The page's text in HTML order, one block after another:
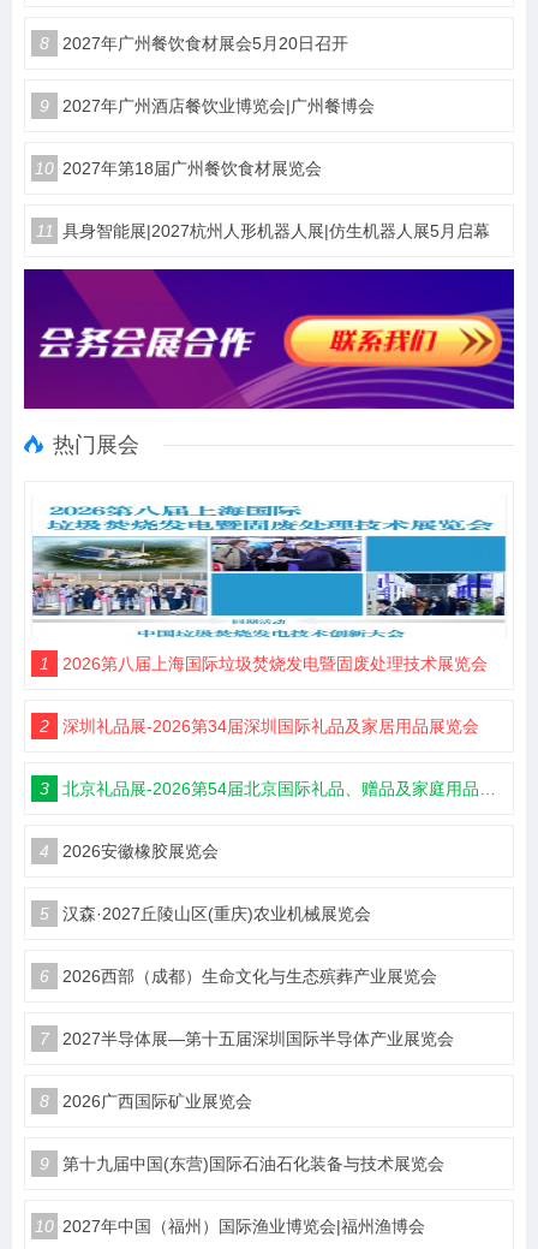
8 2027年广州餐饮食材展会5月20日召开
9 2027年广州酒店餐饮业博览会|广州餐博会
10 2027年第18届广州餐饮食材展览会
11 具身智能展|2027杭州人形机器人展|仿生机器人展5月启幕
热门展会
1 2026第八届上海国际垃圾焚烧发电暨固废处理技术展览会
2 深圳礼品展-2026第34届深圳国际礼品及家居用品展览会
3 北京礼品展-2026第54届北京国际礼品、赠品及家庭用品展览会
4 2026安徽橡胶展览会
5 汉森·2027丘陵山区(重庆)农业机械展览会
6 2026西部（成都）生命文化与生态殡葬产业展览会
7 2027半导体展—第十五届深圳国际半导体产业展览会
8 2026广西国际矿业展览会
9 第十九届中国(东营)国际石油石化装备与技术展览会
10 2027年中国（福州）国际渔业博览会|福州渔博会